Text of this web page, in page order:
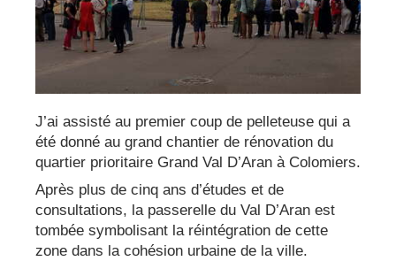
J’ai assisté au premier coup de pelleteuse qui a
été donné au grand chantier de rénovation du
quartier prioritaire Grand Val D’Aran à Colomiers.
Après plus de cinq ans d’études et de
consultations, la passerelle du Val D’Aran est
tombée symbolisant la réintégration de cette
zone dans la cohésion urbaine de la ville.